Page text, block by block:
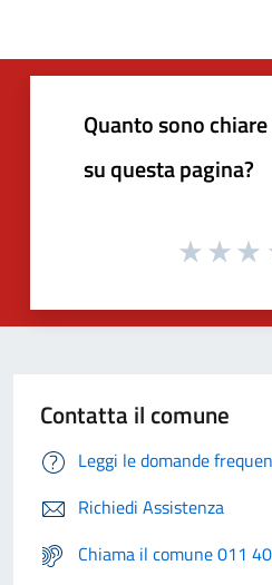
Quanto sono
su questa pagina?
Contatta il comune
Leggi le domande
Richiedi Assistenza
Chiama il comune 011